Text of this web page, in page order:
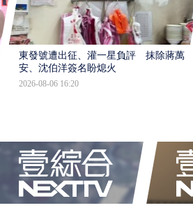
東發號遭出征、灌一星負評 抹除蔣萬
安、沈伯洋簽名盼熄火
2026-08-06 16:20